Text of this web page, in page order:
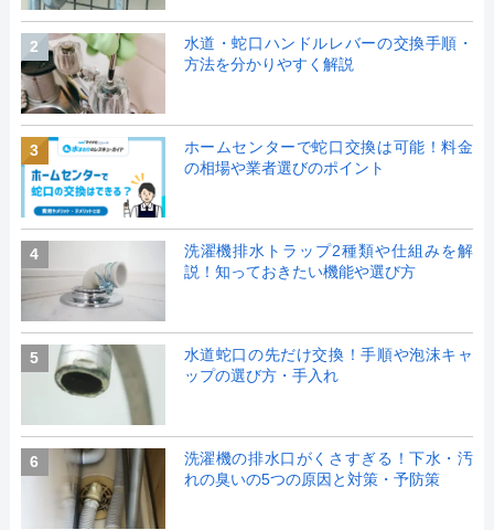
2
水道・蛇口ハンドルレバーの交換手順・
方法を分かりやすく解説
3
ホームセンターで蛇口交換は可能！料金
の相場や業者選びのポイント
4
洗濯機排水トラップ2種類や仕組みを解
説！知っておきたい機能や選び方
5
水道蛇口の先だけ交換！手順や泡沫キャ
ップの選び方・手入れ
6
洗濯機の排水口がくさすぎる！下水・汚
れの臭いの5つの原因と対策・予防策